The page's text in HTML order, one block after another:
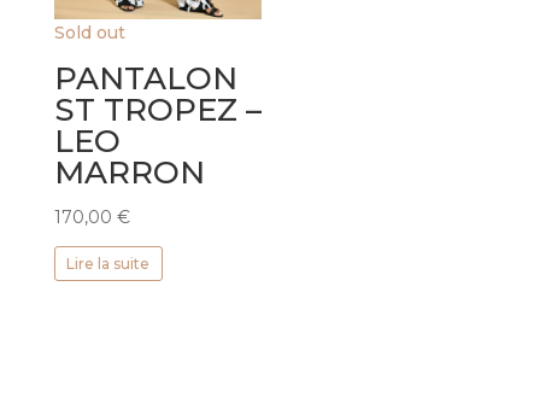
Sold out
PANTALON
ST TROPEZ –
LEO
MARRON
170,00 €
Lire la suite